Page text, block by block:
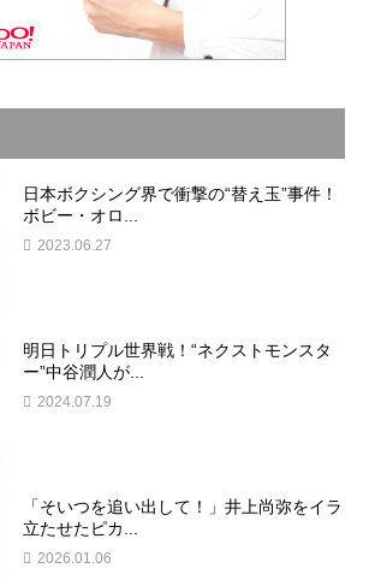
日本ボクシング界で衝撃の“替え玉”事件！
ボビー・オロ...
2023.06.27
明日トリプル世界戦！“ネクストモンスタ
ー”中谷潤人が...
2024.07.19
「そいつを追い出して！」井上尚弥をイラ
立たせたピカ...
2026.01.06